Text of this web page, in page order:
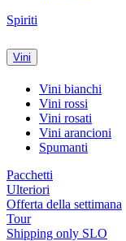
Spiriti
Vini
Vini bianchi
Vini rossi
Vini rosati
Vini arancioni
Spumanti
Pacchetti
Ulteriori
Offerta della settimana
Tour
Shipping only SLO